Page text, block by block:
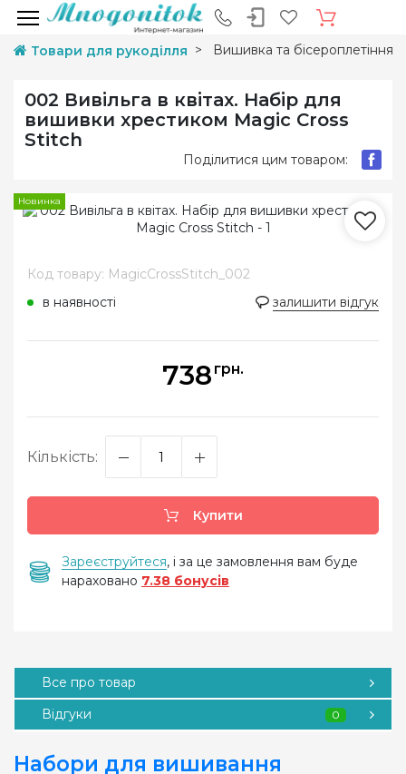
Товари для рукоділля Вишивка та бісероплетіння
002 Вивільга в квітах. Набір для
вишивки хрестиком Magic Cross
Stitch
Поділитися цим товаром:
Новинка
Код товару: MagicCrossStitch_002
в наявності
залишити відгук
738 грн.
Кількість:
Купити
Зареєструйтеся, і за це замовлення вам буде
нараховано 7.38 бонусів
Все про товар
Відгуки
0
Набори для вишивання